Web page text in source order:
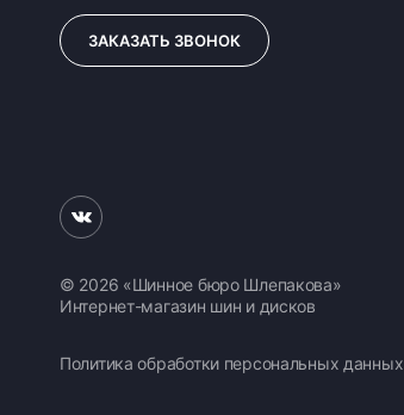
ЗАКАЗАТЬ ЗВОНОК
© 2026 «Шинное бюро Шлепакова»
Интернет-магазин шин и дисков
Политика обработки персональных данных